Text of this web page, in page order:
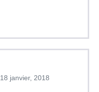
18 janvier, 2018